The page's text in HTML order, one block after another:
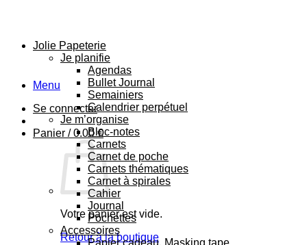
Menu
Se connecter
Panier /0.00€
Votre panier est vide.
Retour à la boutique
Jolie Papeterie
Je planifie
Agendas
Bullet Journal
Semainiers
Calendrier perpétuel
Je m’organise
Bloc-notes
Carnets
Carnet de poche
Carnets thématiques
Carnet à spirales
Cahier
Journal
Pochettes
Accessoires
Papier cadeau, Masking tape